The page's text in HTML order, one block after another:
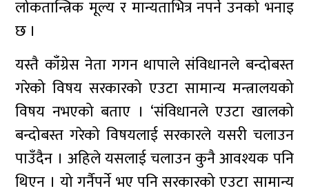
लोकतान्त्रिक मूल्य र मान्यताभित्र नपर्ने उनको भनाइ
छ ।
यस्तै काँग्रेस नेता गगन थापाले संविधानले बन्दोबस्त
गरेको विषय सरकारको एउटा सामान्य मन्त्रालयको
विषय नभएको बताए । ‘संविधानले एउटा खालको
बन्दोबस्त गरेको विषयलाई सरकारले यसरी चलाउन
पाउँदैन । अहिले यसलाई चलाउन कुनै आवश्यक पनि
थिएन । यो गर्नैपर्ने भए पनि सरकारको एउटा सामान्य